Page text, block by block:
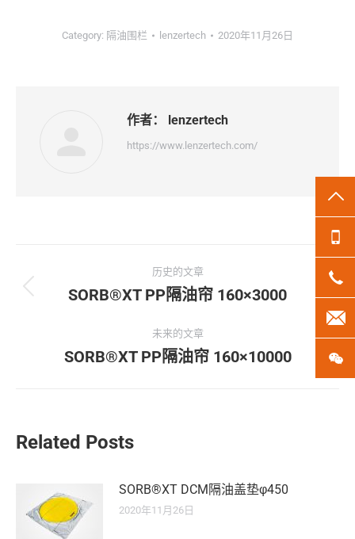
Category: 隔油围栏 lenzertech 2020年11月26日
作者： lenzertech
https://www.lenzertech.com/
章
历史的文章
历
的
文
SORB®XT PP隔油帘 160×3000
未来的文章
未
SORB®XT PP隔油帘 160×10000
Related Posts
SORB®XT DCM隔油盖垫φ450
2020年11月26日
微